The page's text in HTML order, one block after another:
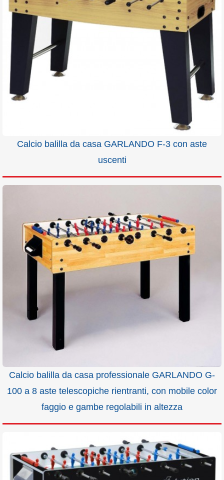
Calcio balilla da casa GARLANDO F-3 con aste
uscenti
Calcio balilla da casa professionale GARLANDO G-
100 a 8 aste telescopiche rientranti, con mobile color
faggio e gambe regolabili in altezza